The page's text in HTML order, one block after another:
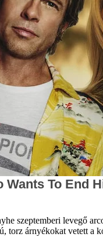
szeptemberi levegő
torz árnyékokat vetett a